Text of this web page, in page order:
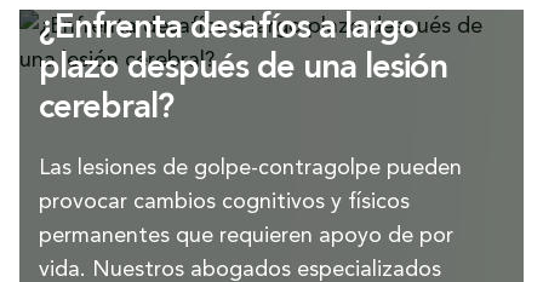
¿Enfrenta desafíos a largo
plazo después de una lesión
cerebral?
Las lesiones de golpe-contragolpe pueden
provocar cambios cognitivos y físicos
permanentes que requieren apoyo de por
vida. Nuestros abogados especializados